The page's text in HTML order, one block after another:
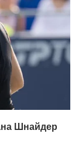
Шнайдер